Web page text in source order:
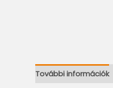
További információk